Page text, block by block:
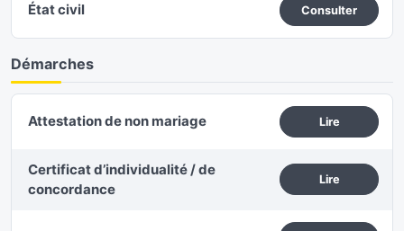
État civil Consulter
Démarches
Attestation de non mariage Lire
Certificat d’individualité / de
concordance
Lire